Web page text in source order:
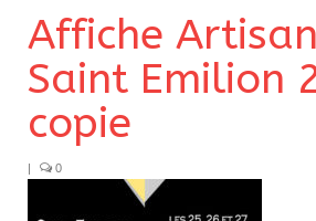
L’Atelier
Collection
Commandes particulières
E-Boutique
Pour acheter
Affiche
Saint Emilion
copie
| 0